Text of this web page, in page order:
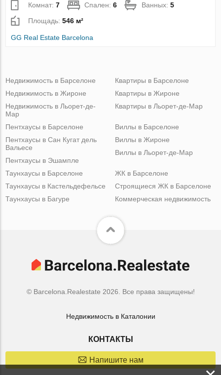
Комнат:7 Спален:6 Ванных:5
Площадь:546 м²
GG Real Estate Barcelona
Недвижимость в Барселоне
Недвижимость в Жироне
Недвижимость в Льорет-де-
Мар
Квартиры в Барселоне
Квартиры в Жироне
Квартиры в Льорет-де-Мар
Пентхаусы в Барселоне
Пентхаусы в Сан Кугат дель
Вальесе
Пентхаусы в Эшампле
Виллы в Барселоне
Виллы в Жироне
Виллы в Льорет-де-Мар
Таунхаусы в Барселоне
Таунхаусы в Кастельдефельсе
Таунхаусы в Багуре
ЖК в Барселоне
Строящиеся ЖК в Барселоне
Коммерческая недвижимость
© Barcelona.Realestate 2026. Все права защищены!
Недвижимость в Каталонии
КОНТАКТЫ
Напишите нам